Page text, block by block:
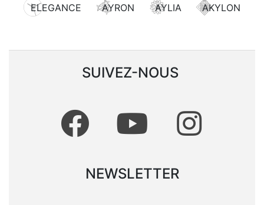
ELEGANCE AYRON AYLIA AKYLON
SUIVEZ-NOUS
NEWSLETTER